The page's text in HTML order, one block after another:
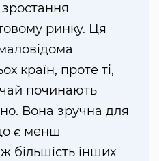
ринку. Ця
країн, проте ті,
починають
Вона зручна для
є менш
більшість інших